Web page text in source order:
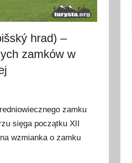
hrad) –
zamków w
zamku
sięga początku XII
wzmianka o zamku